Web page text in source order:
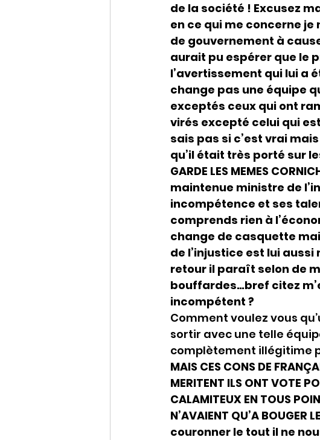
de la société ! Excusez
en ce qui me concerne je
de gouvernement à
aurait pu espérer que le
l’avertissement qui lui a
change pas une équipe
exceptés ceux qui ont
virés excepté celui qui
sais pas si c’est vrai
qu’il était très porté sur
GARDE LES MEMES
maintenue ministre de
incompétence et ses
comprends rien à
change de casquette
de l’injustice est lui
retour il paraît selon de
bouffardes…bref citez
incompétent ?
Comment voulez vous
sortir avec une telle
complètement illégitime
MAIS CES CONS DE
MERITENT ILS ONT VOTE
CALAMITEUX EN TOUS
N’AVAIENT QU’A
couronner le tout il ne